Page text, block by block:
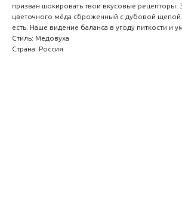
призван шокировать твои вкусовые рецепторы.
цветочного мёда сброженный с дубовой
есть. Наше видение баланса в угоду питкости
Стиль: Медовуха
Страна: Россия